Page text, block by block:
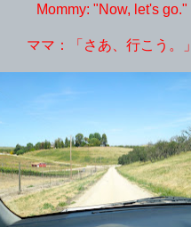
Mommy: "Now, let's go."
ママ：「さあ、行こう。」